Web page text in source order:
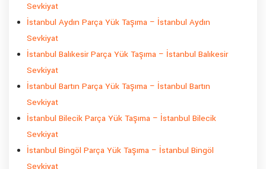
Sevkiyat
İstanbul Aydın Parça Yük Taşıma – İstanbul Aydın
Sevkiyat
İstanbul Balıkesir Parça Yük Taşıma – İstanbul Balıkesir
Sevkiyat
İstanbul Bartın Parça Yük Taşıma – İstanbul Bartın
Sevkiyat
İstanbul Bilecik Parça Yük Taşıma – İstanbul Bilecik
Sevkiyat
İstanbul Bingöl Parça Yük Taşıma – İstanbul Bingöl
Sevkiyat